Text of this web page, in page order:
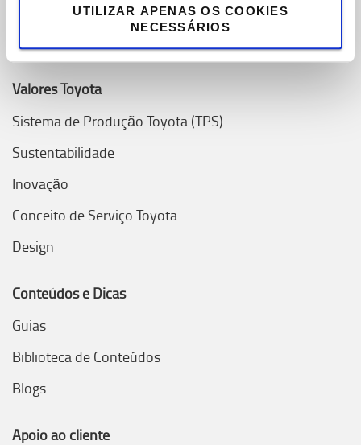
UTILIZAR APENAS OS COOKIES
NECESSÁRIOS
Onde estamos
Porquê escolher Toyota
Valores Toyota
Sistema de Produção Toyota (TPS)
Sustentabilidade
Inovação
Conceito de Serviço Toyota
Design
Conteúdos e Dicas
Guias
Biblioteca de Conteúdos
Blogs
Apoio ao cliente